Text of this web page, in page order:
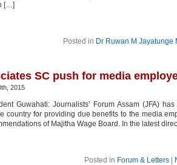
[…]
Posted in Dr Ruwan M Jayatunge
SC push for media
2015
Guwahati: Journalists’ Forum Assam (JFA)
country for providing due benefits to the media
of Majitha Wage Board. In the latest
Posted in Forum & Letters